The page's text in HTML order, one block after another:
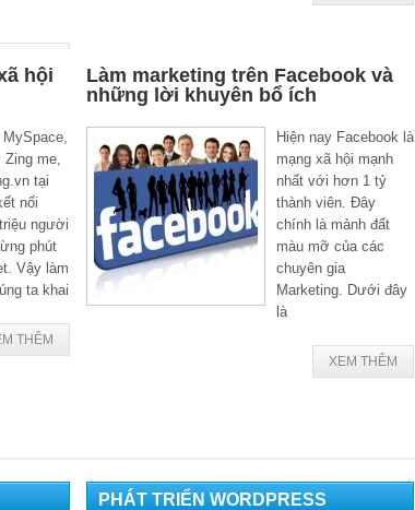
hội
MySpace,
Zing me,
tại
nối
người
phút
Vậy làm
ta khai
THÊM
Làm marketing trên Facebook và
những lời khuyên bổ ích
Hiện nay Facebook là
mạng xã hội mạnh
nhất với hơn 1 tỷ
thành viên. Đây
chính là mảnh đất
màu mỡ của các
chuyên gia
Marketing. Dưới đây
là
XEM THÊM
PHÁT TRIỂN WORDPRESS